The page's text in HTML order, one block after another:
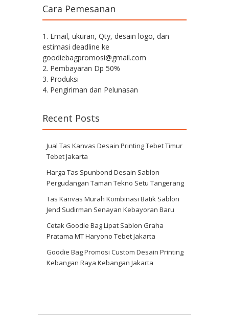
Cara Pemesanan
1. Email, ukuran, Qty, desain logo, dan
estimasi deadline ke
goodiebagpromosi@gmail.com
2. Pembayaran Dp 50%
3. Produksi
4. Pengiriman dan Pelunasan
Recent Posts
Jual Tas Kanvas Desain Printing Tebet Timur
Tebet Jakarta
Harga Tas Spunbond Desain Sablon
Pergudangan Taman Tekno Setu Tangerang
Tas Kanvas Murah Kombinasi Batik Sablon
Jend Sudirman Senayan Kebayoran Baru
Cetak Goodie Bag Lipat Sablon Graha
Pratama MT Haryono Tebet Jakarta
Goodie Bag Promosi Custom Desain Printing
Kebangan Raya Kebangan Jakarta